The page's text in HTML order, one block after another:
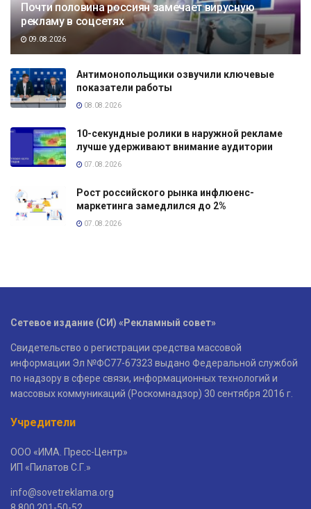
Почти половина россиян замечает вирусную
рекламу в соцсетях
09.08.2026
Антимонопольщики озвучили ключевые
показатели работы
08.08.2026
10-секундные ролики в наружной рекламе
лучше удерживают внимание аудитории
07.08.2026
Рост российского рынка инфлюенс-
маркетинга замедлился до 2%
07.08.2026
Сетевое издание (СИ) «Рекламный совет»
Свидетельство о регистрации средства массовой
информации Эл №ФС77-67323 выдано Федеральной службой
по надзору в сфере связи, информационных технологий и
массовых коммуникаций (Роскомнадзор) 30 сентября 2016 г.
Учредители
ООО «ИМА. Пресс-Центр»
ИП «Пилатов С.Г.»
info@sovetreklama.org